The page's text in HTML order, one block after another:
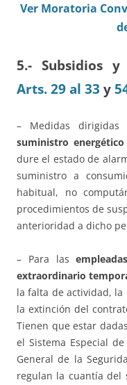
Ver Moratoria
5.- Subsidios
Arts. 29 al 33 y
– Medidas
suministro
dure el estado de
suministro a
habitual, no
procedimientos de
anterioridad a dicho
– Para las
extraordinario
la falta de actividad,
la extinción del
Tienen que estar
el Sistema Especial
General de la
regulan la cuantía del